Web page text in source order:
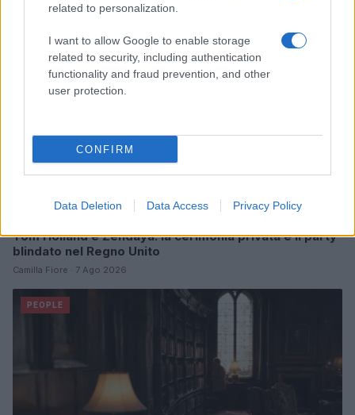
related to personalization.
I want to allow Google to enable storage
related to security, including authentication
functionality and fraud prevention, and other
user protection.
CONFIRM
Data Deletion Data Access Privacy Policy
PEOPLE
Tom Holland e Zendaya: la cerimonia privata e il party
blindato nel Regno Unito
Camilla Fiore · 7 Ago 2026
PEOPLE